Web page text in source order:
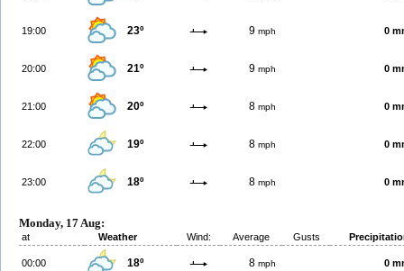
19:00 23º 9 mph 0
20:00 21º 9 mph 0
21:00 20º 8 mph 0
22:00 19º 8 mph 0
23:00 18º 8 mph 0
Monday, 17 Aug:
at Weather Wind: Average Gusts
00:00 18º 8 mph 0